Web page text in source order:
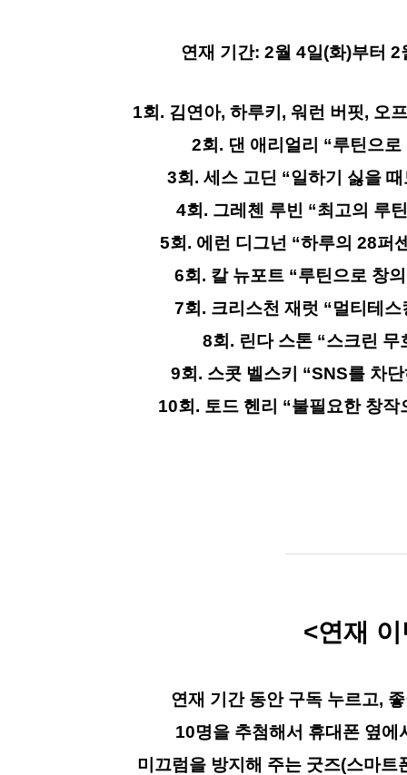
연재 기간: 2월 4일(화)부터
1회 . 김연아, 하루키 , 워런 버핏, 오
2회 . 댄 애리얼리 “루틴으로
3회 . 세스 고딘 “일하기 싫을
4회 . 그레첸 루빈 “최고의 루
5회 . 에런 디그넌 “하루의 28퍼
6회 . 칼 뉴포트 “루틴으로 창
7회 . 크리스천 재럿 “멀티테
8회 . 린다 스톤 “스크린 무
9회 . 스콧 벨스키 “SNS를 차
10회 . 토드 헨리 “불필요한 창작
<연재
연재 기간 동안 구독 누르고,
10명을 추첨해서 휴대폰 옆에
미끄럼을 방지해 주는 굿즈(스마트